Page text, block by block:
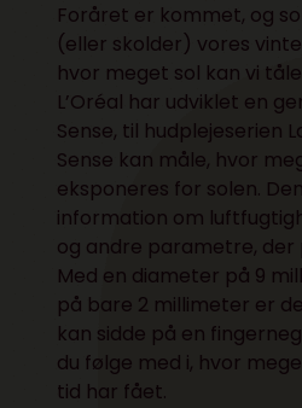
Foråret er kommet, og
(eller skolder) vores
hvor meget sol kan vi
L’Oréal har udviklet en
Sense, til hudplejeserien
Sense kan måle, hvor
eksponeres for solen.
information om
og andre parametre, der
Med en diameter på 9
på bare 2 millimeter er
kan sidde på en
du følge med i, hvor
tid har fået.